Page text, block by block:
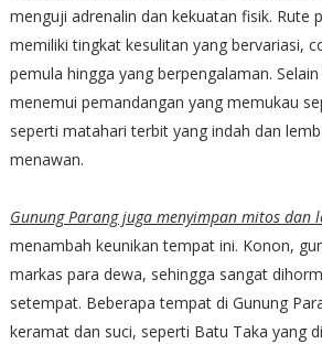
menguji adrenalin dan kekuatan fisik. Rute
memiliki tingkat kesulitan yang bervariasi,
pemula hingga yang berpengalaman.
menemui pemandangan yang memukau
seperti matahari terbit yang indah dan
menawan.
Gunung Parang juga menyimpan mitos dan
menambah keunikan tempat ini. Konon,
markas para dewa, sehingga sangat
setempat. Beberapa tempat di Gunung
keramat dan suci, seperti Batu Taka yang